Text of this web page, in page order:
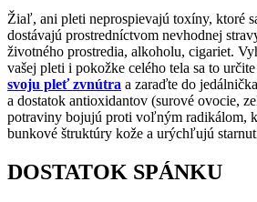
Žiaľ, ani pleti neprospievajú toxíny, ktoré
dostávajú prostredníctvom nevhodnej
životného prostredia, alkoholu, cigariet.
vašej pleti i pokožke celého tela sa to
svoju pleť zvnútra a zaraďte do
a dostatok antioxidantov (surové ovocie,
potraviny bojujú proti voľným radikálom,
bunkové štruktúry kože a urýchľujú
DOSTATOK SPÁNKU